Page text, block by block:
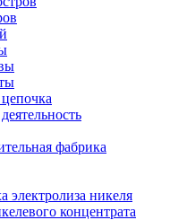
фабрика
электролиза никеля
концентрата